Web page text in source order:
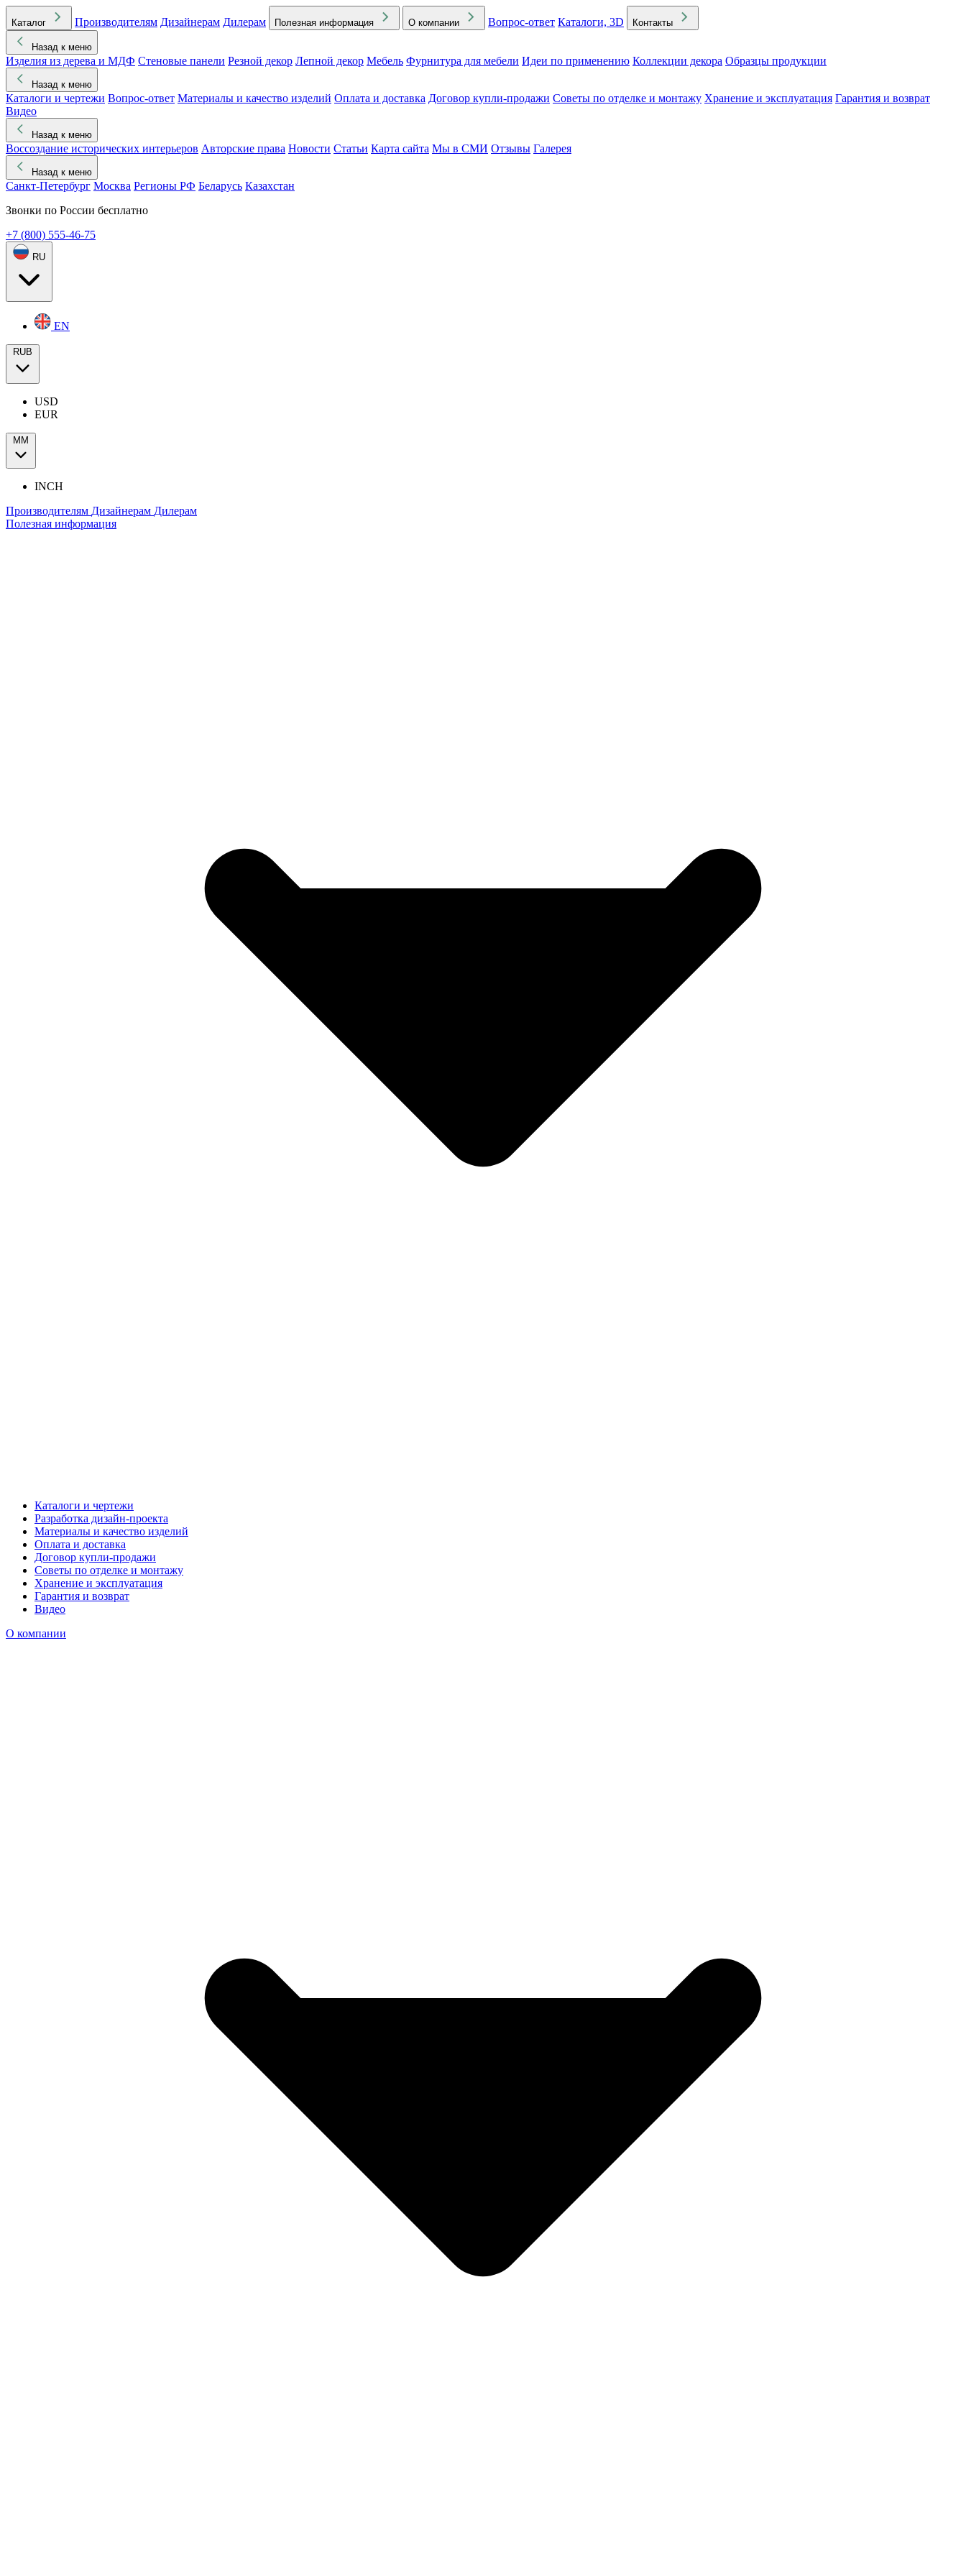
Каталог Производителям Дизайнерам Дилерам Полезная информация О компании Вопрос-ответ Каталоги, 3D Контакты
Назад к меню
Изделия из дерева и МДФ Стеновые панели Резной декор Лепной декор Мебель Фурнитура для мебели Идеи по применению Коллекции декора Образцы продукции
Назад к меню
Каталоги и чертежи Вопрос-ответ Материалы и качество изделий Оплата и доставка Договор купли-продажи Советы по отделке и монтажу Хранение и эксплуатация Гарантия и возврат
Видео
Назад к меню
Воссоздание исторических интерьеров Авторские права Новости Статьи Карта сайта Мы в СМИ Отзывы Галерея
Назад к меню
Санкт-Петербург Москва Регионы РФ Беларусь Казахстан
Звонки по России бесплатно
+7 (800) 555-46-75
RU
EN
RUB
USD
EUR
ММ
INCH
Производителям Дизайнерам Дилерам
Полезная информация
Каталоги и чертежи
Разработка дизайн-проекта
Материалы и качество изделий
Оплата и доставка
Договор купли-продажи
Советы по отделке и монтажу
Хранение и эксплуатация
Гарантия и возврат
Видео
О компании